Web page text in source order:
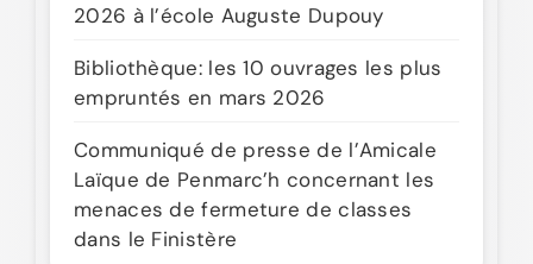
2026 à l’école Auguste Dupouy
Bibliothèque: les 10 ouvrages les plus
empruntés en mars 2026
Communiqué de presse de l’Amicale
Laïque de Penmarc’h concernant les
menaces de fermeture de classes
dans le Finistère